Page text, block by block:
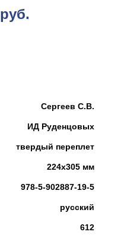
руб.
Сергеев С.В.
ИД Руденцовых
твердый переплет
224x305 мм
978-5-902887-19-5
русский
612